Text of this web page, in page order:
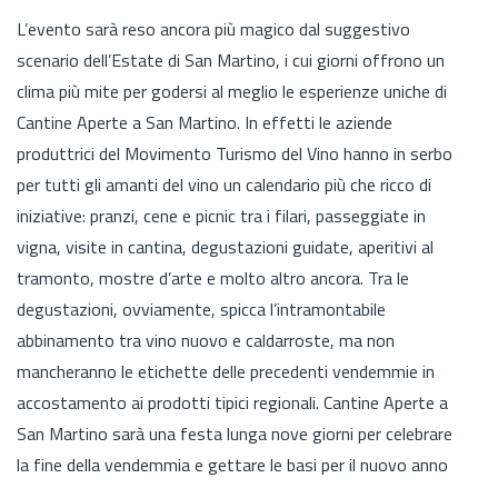
L’evento sarà reso ancora più magico dal suggestivo
scenario dell’Estate di San Martino, i cui giorni offrono un
clima più mite per godersi al meglio le esperienze uniche di
Cantine Aperte a San Martino. In effetti le aziende
produttrici del Movimento Turismo del Vino hanno in serbo
per tutti gli amanti del vino un calendario più che ricco di
iniziative: pranzi, cene e picnic tra i filari, passeggiate in
vigna, visite in cantina, degustazioni guidate, aperitivi al
tramonto, mostre d’arte e molto altro ancora. Tra le
degustazioni, ovviamente, spicca l’intramontabile
abbinamento tra vino nuovo e caldarroste, ma non
mancheranno le etichette delle precedenti vendemmie in
accostamento ai prodotti tipici regionali. Cantine Aperte a
San Martino sarà una festa lunga nove giorni per celebrare
la fine della vendemmia e gettare le basi per il nuovo anno